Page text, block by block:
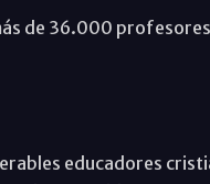
de 36.000
educadores